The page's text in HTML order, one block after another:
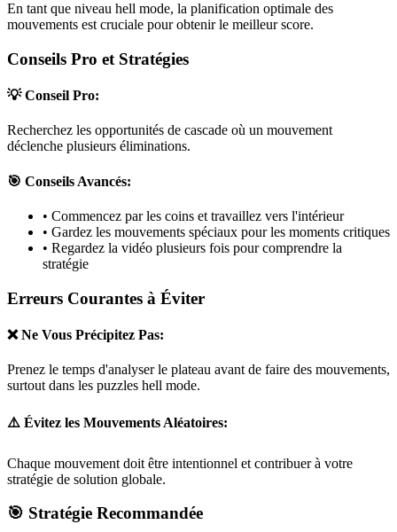
En tant que niveau hell mode, la planification optimale des
mouvements est cruciale pour obtenir le meilleur score.
Conseils Pro et Stratégies
💡 Conseil Pro:
Recherchez les opportunités de cascade où un mouvement
déclenche plusieurs éliminations.
🎯 Conseils Avancés:
• Commencez par les coins et travaillez vers l'intérieur
• Gardez les mouvements spéciaux pour les moments critiques
• Regardez la vidéo plusieurs fois pour comprendre la
stratégie
Erreurs Courantes à Éviter
❌ Ne Vous Précipitez Pas:
Prenez le temps d'analyser le plateau avant de faire des mouvements,
surtout dans les puzzles hell mode.
⚠️ Évitez les Mouvements Aléatoires:
Chaque mouvement doit être intentionnel et contribuer à votre
stratégie de solution globale.
🎯 Stratégie Recommandée